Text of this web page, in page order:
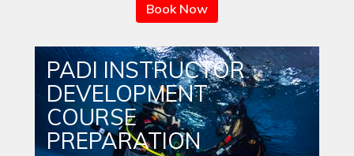
Book Now
PADI INSTRUCTOR
DEVELOPMENT
COURSE
PREPARATION